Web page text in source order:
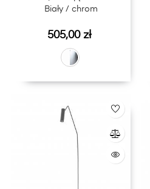
Biały / chrom
Cena
505,00 zł